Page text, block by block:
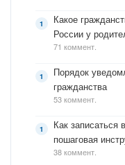
Какое
России у
71 коммент.
Порядок
гражданства
53 коммент.
Как записаться
пошаговая
38 коммент.